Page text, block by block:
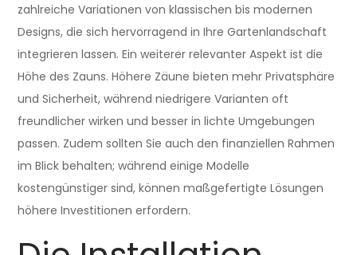
zahlreiche Variationen von klassischen bis modernen
Designs, die sich hervorragend in Ihre Gartenlandschaft
integrieren lassen. Ein weiterer relevanter Aspekt ist die
Höhe des Zauns. Höhere Zäune bieten mehr Privatsphäre
und Sicherheit, während niedrigere Varianten oft
freundlicher wirken und besser in lichte Umgebungen
passen. Zudem sollten Sie auch den finanziellen Rahmen
im Blick behalten; während einige Modelle
kostengünstiger sind, können maßgefertigte Lösungen
höhere Investitionen erfordern.